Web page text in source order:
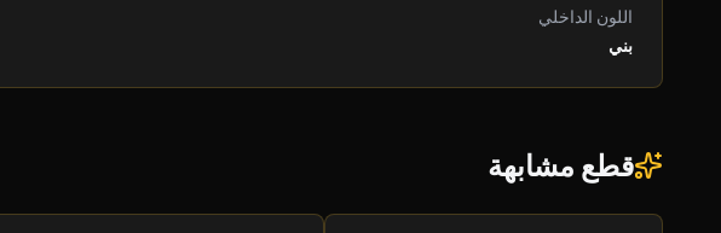
اللون الداخلي
بني
قطع مشابهة